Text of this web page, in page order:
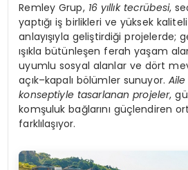
Remley Grup, 16 yıllık tecrübesi,
yaptığı iş birlikleri ve yüksek
anlayışıyla geliştirdiği projelerde;
ışıkla bütünleşen ferah yaşam
uyumlu sosyal alanlar ve dört
açık–kapalı bölümler sunuyor.
konseptiyle tasarlanan projeler,
komşuluk bağlarını güçlendiren
farklılaşıyor.